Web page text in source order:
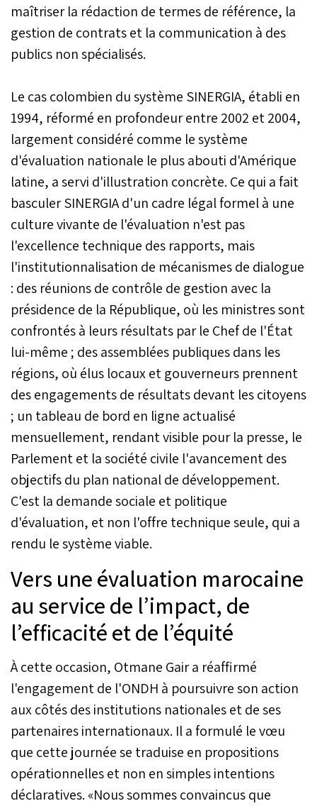
maîtriser la rédaction de termes de référence, la
gestion de contrats et la communication à des
publics non spécialisés.
Le cas colombien du système SINERGIA, établi en
1994, réformé en profondeur entre 2002 et 2004,
largement considéré comme le système
d'évaluation nationale le plus abouti d'Amérique
latine, a servi d'illustration concrète. Ce qui a fait
basculer SINERGIA d'un cadre légal formel à une
culture vivante de l'évaluation n'est pas
l'excellence technique des rapports, mais
l'institutionnalisation de mécanismes de dialogue
: des réunions de contrôle de gestion avec la
présidence de la République, où les ministres sont
confrontés à leurs résultats par le Chef de l'État
lui-même ; des assemblées publiques dans les
régions, où élus locaux et gouverneurs prennent
des engagements de résultats devant les citoyens
; un tableau de bord en ligne actualisé
mensuellement, rendant visible pour la presse, le
Parlement et la société civile l'avancement des
objectifs du plan national de développement.
C'est la demande sociale et politique
d'évaluation, et non l'offre technique seule, qui a
rendu le système viable.
Vers une évaluation marocaine
au service de l’impact, de
l’efficacité et de l’équité
À cette occasion, Otmane Gair a réaffirmé
l'engagement de l'ONDH à poursuivre son action
aux côtés des institutions nationales et de ses
partenaires internationaux. Il a formulé le vœu
que cette journée se traduise en propositions
opérationnelles et non en simples intentions
déclaratives. «Nous sommes convaincus que